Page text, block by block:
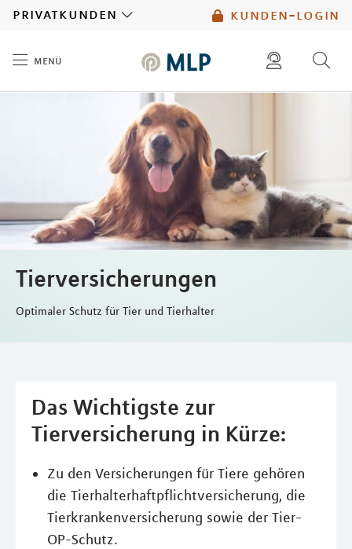
kunden-login
privatkunden
menü
mlp berater finden
Tierversicherungen
Optimaler Schutz für Tier und Tierhalter
Das Wichtigste zur
Tierversicherung in Kürze:
Zu den Versicherungen für Tiere gehören
die Tierhalterhaftpflichtversicherung, die
Tierkrankenversicherung sowie der Tier-
OP-Schutz.